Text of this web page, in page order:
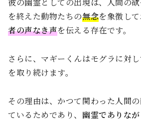
彼の幽霊としての出現は、人間の
を終えた動物たちの無念を象徴し
者の声なき声を伝える存在です。
さらに、マギーくんはモグラに対
を取り続けます。
その理由は、かつて関わった人間
ているためであり、 幽霊でありな